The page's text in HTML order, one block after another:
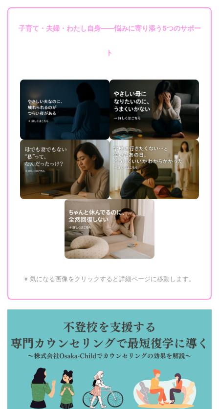
子育て・夫婦・わたし自身——悩みに寄り添う5つのサポー
ト
※ 気になる画像をクリックすると詳細ページに移動します。